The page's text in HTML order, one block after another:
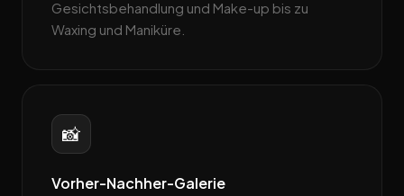
Gesichtsbehandlung und Make-up bis zu
Waxing und Maniküre.
📸
Vorher-Nachher-Galerie